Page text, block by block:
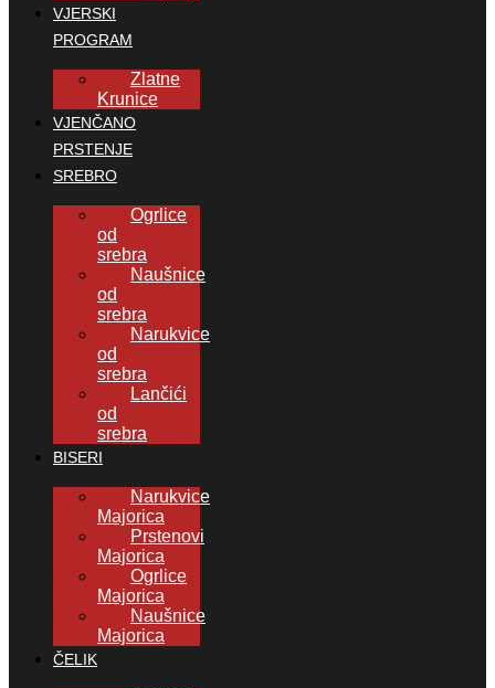
VJERSKI
PROGRAM
Zlatne
Krunice
VJENČANO
PRSTENJE
SREBRO
Ogrlice
od
srebra
Naušnice
od
srebra
Narukvice
od
srebra
Lančići
od
srebra
BISERI
Narukvice
Majorica
Prstenovi
Majorica
Ogrlice
Majorica
Naušnice
Majorica
ČELIK